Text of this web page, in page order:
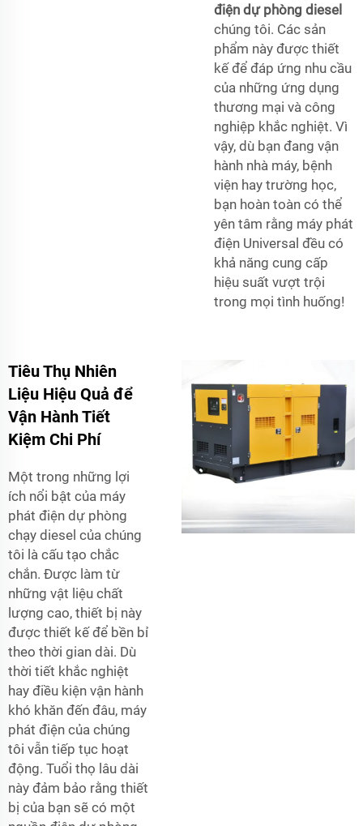
điện dự phòng diesel
chúng tôi. Các sản
phẩm này được thiết
kế để đáp ứng nhu cầu
của những ứng dụng
thương mại và công
nghiệp khắc nghiệt. Vì
vậy, dù bạn đang vận
hành nhà máy, bệnh
viện hay trường học,
bạn hoàn toàn có thể
yên tâm rằng máy phát
điện Universal đều có
khả năng cung cấp
hiệu suất vượt trội
trong mọi tình huống!
Tiêu Thụ Nhiên
Liệu Hiệu Quả để
Vận Hành Tiết
Kiệm Chi Phí
Một trong những lợi
ích nổi bật của máy
phát điện dự phòng
chạy diesel của chúng
tôi là cấu tạo chắc
chắn. Được làm từ
những vật liệu chất
lượng cao, thiết bị này
được thiết kế để bền bỉ
theo thời gian dài. Dù
thời tiết khắc nghiệt
hay điều kiện vận hành
khó khăn đến đâu, máy
phát điện của chúng
tôi vẫn tiếp tục hoạt
động. Tuổi thọ lâu dài
này đảm bảo rằng thiết
bị của bạn sẽ có một